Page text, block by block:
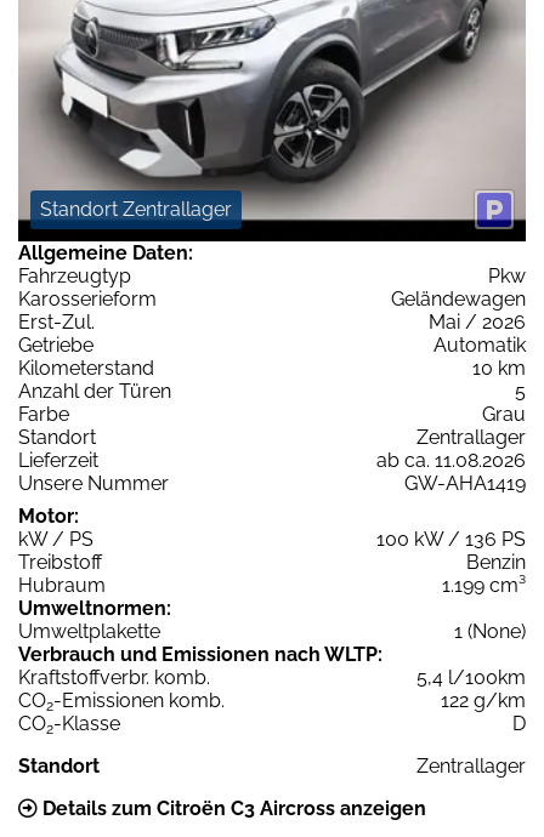
Standort Zentrallager
Allgemeine Daten:
Fahrzeugtyp
Pkw
Karosserieform
Geländewagen
Erst-Zul.
Mai / 2026
Getriebe
Automatik
Kilometerstand
10 km
Anzahl der Türen
5
Farbe
Grau
Standort
Zentrallager
Lieferzeit
ab ca. 11.08.2026
Unsere Nummer
GW-AHA1419
Motor:
kW / PS
100 kW / 136 PS
Treibstoff
Benzin
Hubraum
1.199 cm³
Umweltnormen:
Umweltplakette
1 (None)
Verbrauch und Emissionen nach WLTP:
Kraftstoffverbr. komb.
5,4 l/100km
CO2-Emissionen komb.
122 g/km
CO2-Klasse
D
Standort
Zentrallager
Details zum Citroën C3 Aircross anzeigen